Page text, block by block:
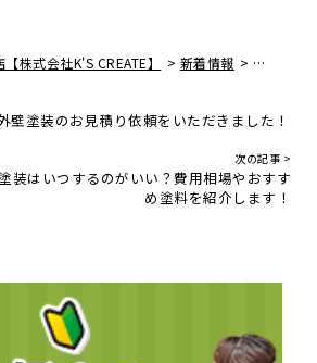
株式会社K'S CREATE】 > 新着情報 > 広島県東
塗装のお見積り依頼をいただきました！
次の記事 >
装はいつするのがいい？費用相場やおすす
め塗料を紹介します！